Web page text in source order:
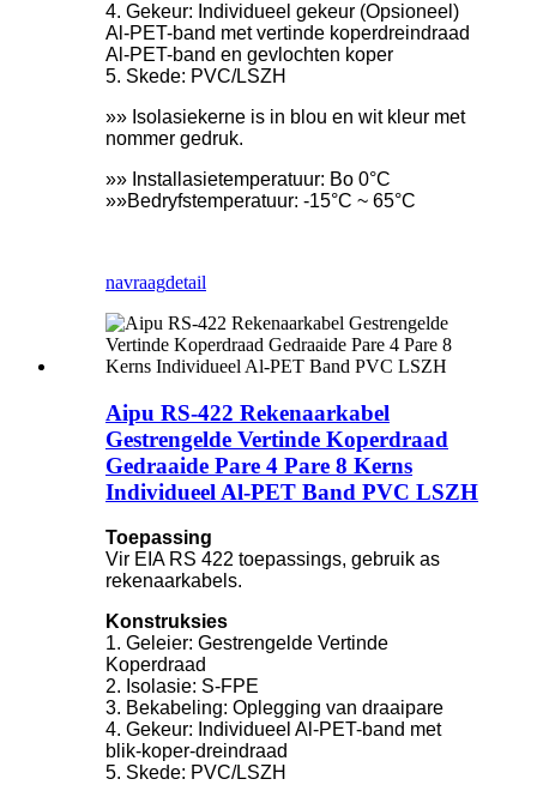
4. Gekeur: Individueel gekeur (Opsioneel)
Al-PET-band met vertinde koperdreindraad
Al-PET-band en gevlochten koper
5. Skede: PVC/LSZH
»» Isolasiekerne is in blou en wit kleur met
nommer gedruk.
»» Installasietemperatuur: Bo 0°C
»»Bedryfstemperatuur: -15°C ~ 65°C
navraagdetail
Aipu RS-422 Rekenaarkabel
Gestrengelde Vertinde Koperdraad
Gedraaide Pare 4 Pare 8 Kerns
Individueel Al-PET Band PVC LSZH
Toepassing
Vir EIA RS 422 toepassings, gebruik as
rekenaarkabels.
Konstruksies
1. Geleier: Gestrengelde Vertinde
Koperdraad
2. Isolasie: S-FPE
3. Bekabeling: Oplegging van draaipare
4. Gekeur: Individueel Al-PET-band met
blik-koper-dreindraad
5. Skede: PVC/LSZH